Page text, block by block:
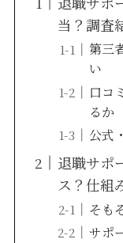
当？調査
第三
い
口コ
るか
公式
退職サポ
ス？仕組
そも
サポ